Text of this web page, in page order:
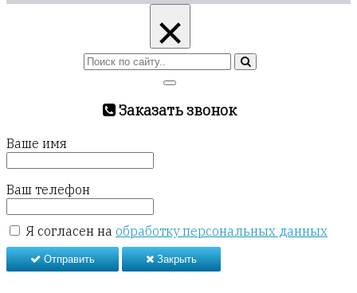
×
Заказать звонок
Ваше имя
Ваш телефон
Я согласен на обработку персональных данных
Отправить Закрыть